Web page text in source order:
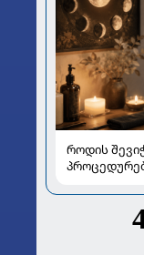
როდის